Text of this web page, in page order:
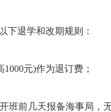
下退学和改期规则：
元)作为退订费；
班前几天报备海事局，